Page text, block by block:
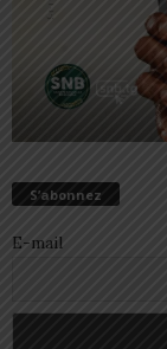
S’abonnez
E-mail